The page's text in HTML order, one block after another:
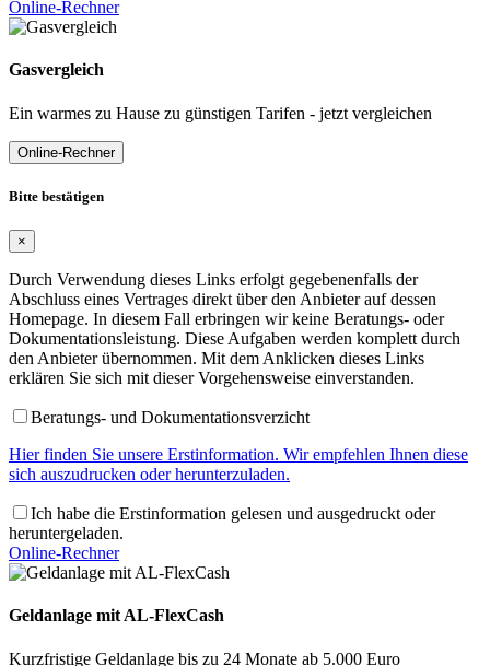
Online-Rechner
Gasvergleich
Ein warmes zu Hause zu günstigen Tarifen - jetzt vergleichen
Online-Rechner
Bitte bestätigen
×
Durch Verwendung dieses Links erfolgt gegebenenfalls der
Abschluss eines Vertrages direkt über den Anbieter auf dessen
Homepage. In diesem Fall erbringen wir keine Beratungs- oder
Dokumentationsleistung. Diese Aufgaben werden komplett durch
den Anbieter übernommen. Mit dem Anklicken dieses Links
erklären Sie sich mit dieser Vorgehensweise einverstanden.
Beratungs- und Dokumentationsverzicht
Hier finden Sie unsere Erstinformation. Wir empfehlen Ihnen diese
sich auszudrucken oder herunterzuladen.
Ich habe die Erstinformation gelesen und ausgedruckt oder
heruntergeladen.
Online-Rechner
Geldanlage mit AL-FlexCash
Kurzfristige Geldanlage bis zu 24 Monate ab 5.000 Euro